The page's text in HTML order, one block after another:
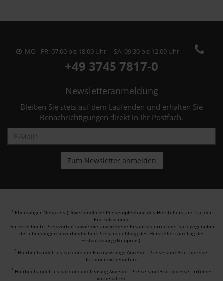
MO - FR: 07:00 bis 18:00 Uhr | SA: 09:30 bis 12:00 Uhr
+49 3745 7817-0
Newsletteranmeldung
Bleiben Sie stets auf dem Laufenden und erhalten Sie
Benachrichtigungen direkt in Ihr Postfach.
1 Ehemaliger Neupreis (Unverbindliche Preisempfehlung des Herstellers am Tag der
Erstzulassung).
Der errechnete Preisvorteil sowie die angegebene Ersparnis errechnet sich gegenüber
der ehemaligen unverbindlichen Preisempfehlung des Herstellers am Tag der
Erstzulassung (Neupreis).
2 Hierbei handelt es sich um ein Finanzierungs-Angebot. Preise sind Bruttopreise.
Irrtümer vorbehalten.
3 Hierbei handelt es sich um ein Leasing-Angebot. Preise sind Bruttopreise. Irrtümer
vorbehalten.